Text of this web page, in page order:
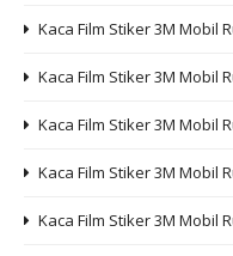
Kaca Film Stiker 3M Mobil
Kaca Film Stiker 3M Mobil
Kaca Film Stiker 3M Mobil
Kaca Film Stiker 3M Mobil
Kaca Film Stiker 3M Mobil